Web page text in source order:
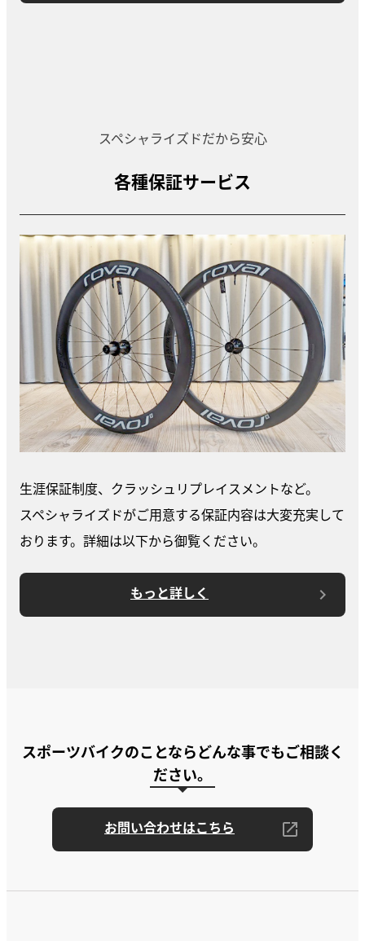
スペシャライズドだから安心
各種保証サービス
生涯保証制度、クラッシュリプレイスメントなど。
スペシャライズドがご用意する保証内容は大変充実して
おります。詳細は以下から御覧ください。
もっと詳しく
スポーツバイクのことならどんな事でもご相談く
ださい。
お問い合わせはこちら